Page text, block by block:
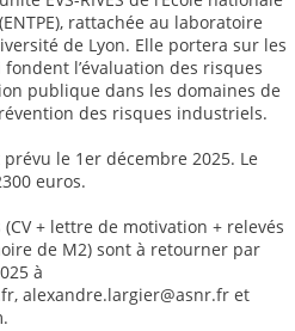
rattachée au laboratoire
de Lyon. Elle portera sur les
l’évaluation des risques
publique dans les domaines de
des risques industriels.
le 1er décembre 2025. Le
euros.
+ lettre de motivation + relevés
de M2) sont à retourner par
à
alexandre.largier@asnr.fr et